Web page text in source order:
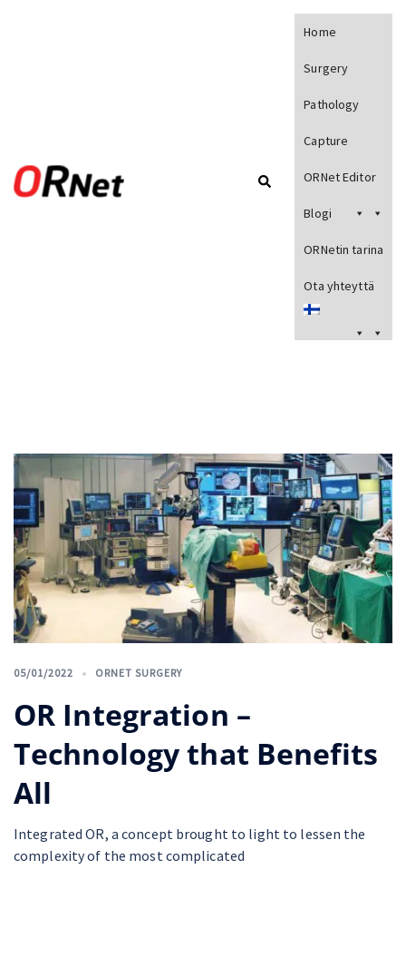
Home
Surgery
Pathology
Capture
ORNet Editor
Blogi
ORNetin tarina
Ota yhteyttä
05/01/2022 ORNET SURGERY
OR Integration –
Technology that Benefits
All
Integrated OR, a concept brought to light to lessen the
complexity of the most complicated